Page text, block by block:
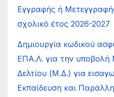
Εγγραφής ή
σχολικό έτος 2026-2027
Δημιουργία κωδικού
ΕΠΑ.Λ. για την υποβολή
Δελτίου (Μ.Δ.) για
Εκπαίδευση και